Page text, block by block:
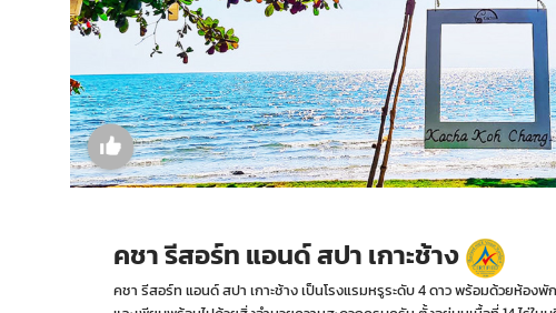
คชา รีสอร์ท แอนด์ สปา เกาะช้าง
คชา รีสอร์ท แอนด์ สปา เกาะช้าง เป็นโรงแรมหรูระดับ 4 ดาว พร้อมด้วยห้อ